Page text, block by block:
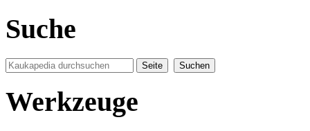
Suche
Werkzeuge